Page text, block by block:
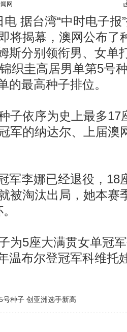
网
据台湾“中时电子报”
将揭幕，澳网公布了
斯分别领衔男、女单
织圭高居男单第5号
的最高种子排位。
依序为史上最多17
军的纳达尔、上届澳
李娜已经退役，18
被淘汰出局，她本赛
5座大满贯女单冠军
温布尔登冠军科维托
号种子 创亚洲选手新高